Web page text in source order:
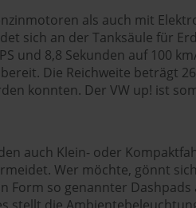
als auch mit
sich an der Tanksäule für
und 8,8 Sekunden auf 100
Die Reichweite beträgt
konnten. Der VW up! ist
auch Klein- oder
Wer möchte, gönnt
so genannter
stellt die